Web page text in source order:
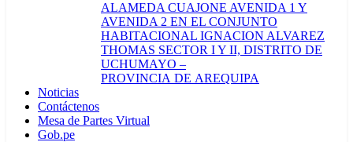
ALAMEDA CUAJONE AVENIDA 1 Y
AVENIDA 2 EN EL CONJUNTO
HABITACIONAL IGNACION ALVAREZ
THOMAS SECTOR I Y II, DISTRITO DE
UCHUMAYO –
PROVINCIA DE AREQUIPA
Noticias
Contáctenos
Mesa de Partes Virtual
Gob.pe